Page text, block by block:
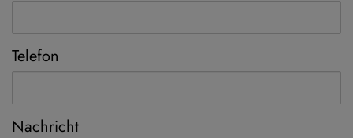
Telefon
Nachricht